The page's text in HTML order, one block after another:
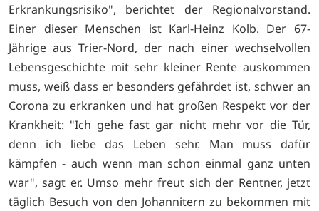
Erkrankungsrisiko", berichtet der Regionalvorstand.
Einer dieser Menschen ist Karl-Heinz Kolb. Der 67-
Jährige aus Trier-Nord, der nach einer wechselvollen
Lebensgeschichte mit sehr kleiner Rente auskommen
muss, weiß dass er besonders gefährdet ist, schwer an
Corona zu erkranken und hat großen Respekt vor der
Krankheit: "Ich gehe fast gar nicht mehr vor die Tür,
denn ich liebe das Leben sehr. Man muss dafür
kämpfen - auch wenn man schon einmal ganz unten
war", sagt er. Umso mehr freut sich der Rentner, jetzt
täglich Besuch von den Johannitern zu bekommen mit